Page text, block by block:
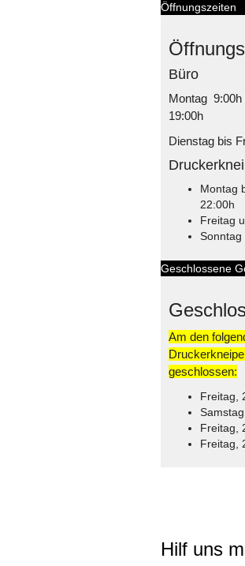
Öffnungszeiten
Büro
Montag 9:00h
19:00h
Dienstag bis
Montag
22:00h
Freitag
Sonntag
Geschlossene
Am den
geschlossen:
Freitag,
Freitag,
Freitag,
Hilf uns